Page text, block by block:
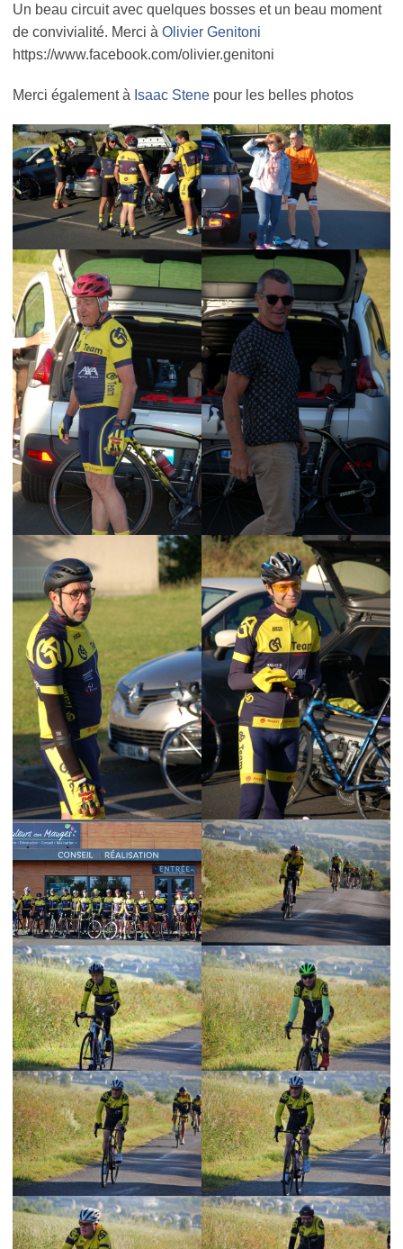
Un beau circuit avec quelques bosses et un beau moment
de convivialité. Merci à Olivier Genitoni
https://www.facebook.com/olivier.genitoni
Merci également à Isaac Stene pour les belles photos